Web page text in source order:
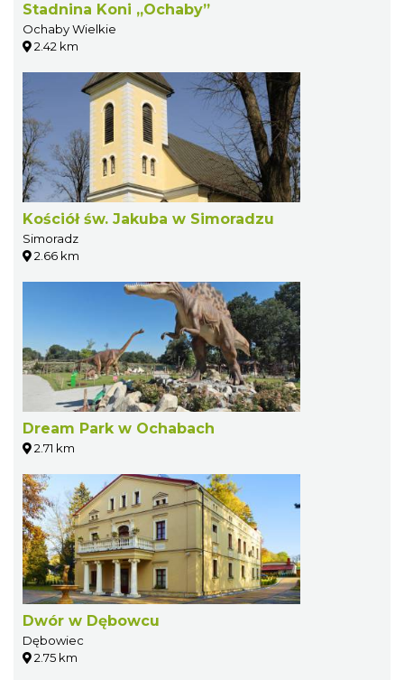
Stadnina Koni „Ochaby”
Ochaby Wielkie
2.42 km
Kościół św. Jakuba w Simoradzu
Simoradz
2.66 km
Dream Park w Ochabach
2.71 km
Dwór w Dębowcu
Dębowiec
2.75 km